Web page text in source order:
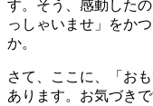
す。そう、感動した
っしゃいませ」をか
か。
さて、ここに、「お
あります。お気づき